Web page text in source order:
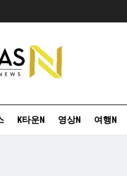
K타운N 영상N 여행N